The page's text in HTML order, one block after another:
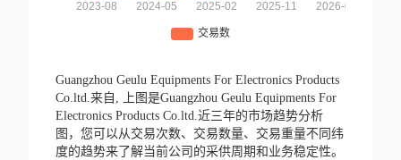
Guangzhou Geulu Equipments For Electronics Products
Co.ltd.来自,
上图是Guangzhou Geulu Equipments For
Electronics Products Co.ltd.近三年的市场趋势分析
图，您可以从交易次数、交易数量、交易重量不同纬
度的趋势来了解当前公司的采供周期和业务稳定性。